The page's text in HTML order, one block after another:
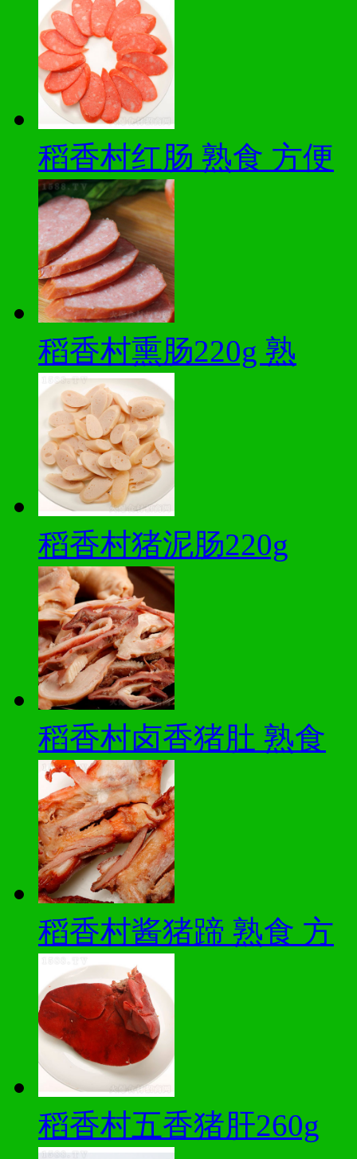
稻香村红肠 熟食 方便
稻香村熏肠220g 熟
稻香村猪泥肠220g
稻香村卤香猪肚 熟食
稻香村酱猪蹄 熟食 方
稻香村五香猪肝260g